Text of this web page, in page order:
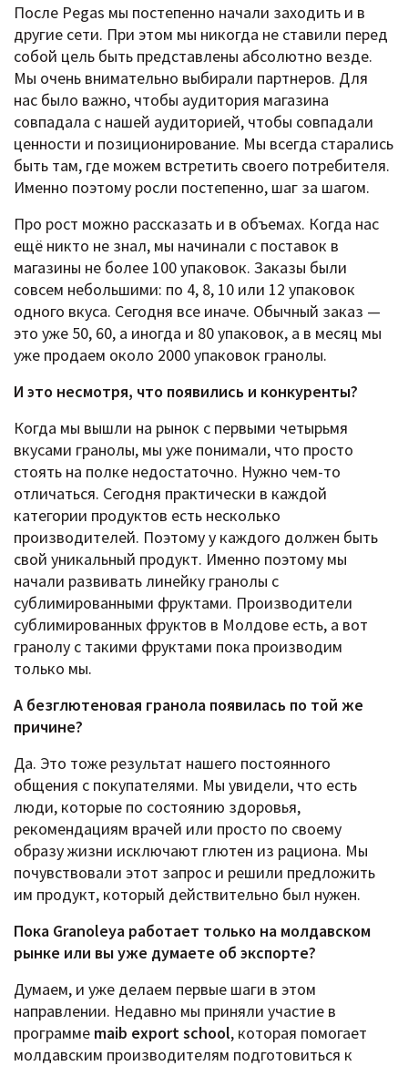
После Pegas мы постепенно начали заходить и в
другие сети. При этом мы никогда не ставили перед
собой цель быть представлены абсолютно везде.
Мы очень внимательно выбирали партнеров. Для
нас было важно, чтобы аудитория магазина
совпадала с нашей аудиторией, чтобы совпадали
ценности и позиционирование. Мы всегда старались
быть там, где можем встретить своего потребителя.
Именно поэтому росли постепенно, шаг за шагом.
Про рост можно рассказать и в объемах. Когда нас
ещё никто не знал, мы начинали с поставок в
магазины не более 100 упаковок. Заказы были
совсем небольшими: по 4, 8, 10 или 12 упаковок
одного вкуса. Сегодня все иначе. Обычный заказ —
это уже 50, 60, а иногда и 80 упаковок, а в месяц мы
уже продаем около 2000 упаковок гранолы.
И это несмотря, что появились и конкуренты?
Когда мы вышли на рынок с первыми четырьмя
вкусами гранолы, мы уже понимали, что просто
стоять на полке недостаточно. Нужно чем-то
отличаться. Сегодня практически в каждой
категории продуктов есть несколько
производителей. Поэтому у каждого должен быть
свой уникальный продукт. Именно поэтому мы
начали развивать линейку гранолы с
сублимированными фруктами. Производители
сублимированных фруктов в Молдове есть, а вот
гранолу с такими фруктами пока производим
только мы.
А безглютеновая гранола появилась по той же
причине?
Да. Это тоже результат нашего постоянного
общения с покупателями. Мы увидели, что есть
люди, которые по состоянию здоровья,
рекомендациям врачей или просто по своему
образу жизни исключают глютен из рациона. Мы
почувствовали этот запрос и решили предложить
им продукт, который действительно был нужен.
Пока Granoleya работает только на молдавском
рынке или вы уже думаете об экспорте?
Думаем, и уже делаем первые шаги в этом
направлении. Недавно мы приняли участие в
программе maib export school, которая помогает
молдавским производителям подготовиться к